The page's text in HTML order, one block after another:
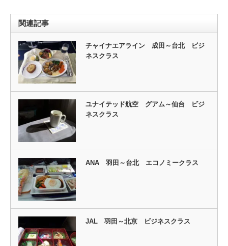
関連記事
チャイナエアライン 成田～台北 ビジ
ネスクラス
ユナイテッド航空 グアム～仙台 ビジ
ネスクラス
ANA 羽田～台北 エコノミークラス
JAL 羽田～北京 ビジネスクラス